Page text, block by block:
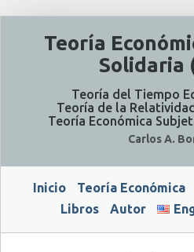
Teoría
Solidaria
Teoría del Tiempo
Teoría de la
Teoría Económica
Carlos A.
Inicio Teoría Económica
Libros
Autor